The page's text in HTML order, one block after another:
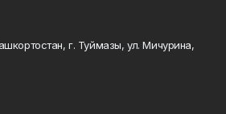
г. Туймазы, ул. Мичурина,